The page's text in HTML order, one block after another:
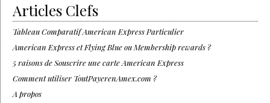
Articles Clefs
Tableau Comparatif American Express Particulier
American Express et Flying Blue ou Membership rewards ?
5 raisons de Souscrire une carte American Express
Comment utiliser ToutPayerenAmex.com ?
A propos